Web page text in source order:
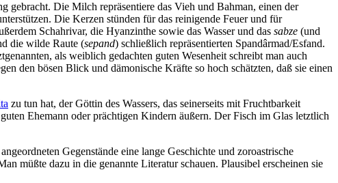
gebracht. Die Milch repräsentiere das Vieh und Bahman, einen der
Die Kerzen stünden für das reinigende Feuer und für
Schahrivar, die Hyanzinthe sowie das Wasser und das sabze (und
die wilde Raute (sepand) schließlich repräsentierten Spandârmad/Esfand.
als weiblich gedachten guten Wesenheit schreibt man auch
den bösen Blick und dämonische Kräfte so hoch schätzten, daß sie einen
zu tun hat, der Göttin des Wassers, das seinerseits mit Fruchtbarkeit
Ehemann oder prächtigen Kindern äußern. Der Fisch im Glas letztlich
Gegenstände eine lange Geschichte und zoroastrische
müßte dazu in die genannte Literatur schauen. Plausibel erscheinen sie